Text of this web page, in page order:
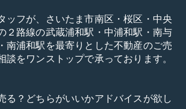
フが、さいたま市南区・桜区・中央
２路線の武蔵浦和駅・中浦和駅・南与
南浦和駅を最寄りとした不動産のご売
をワンストップで承っております。
る？どちらがいいかアドバイスが欲し